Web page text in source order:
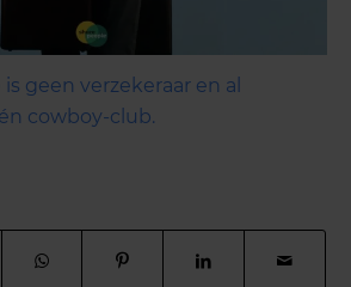
geen verzekeraar en al
cowboy-club.